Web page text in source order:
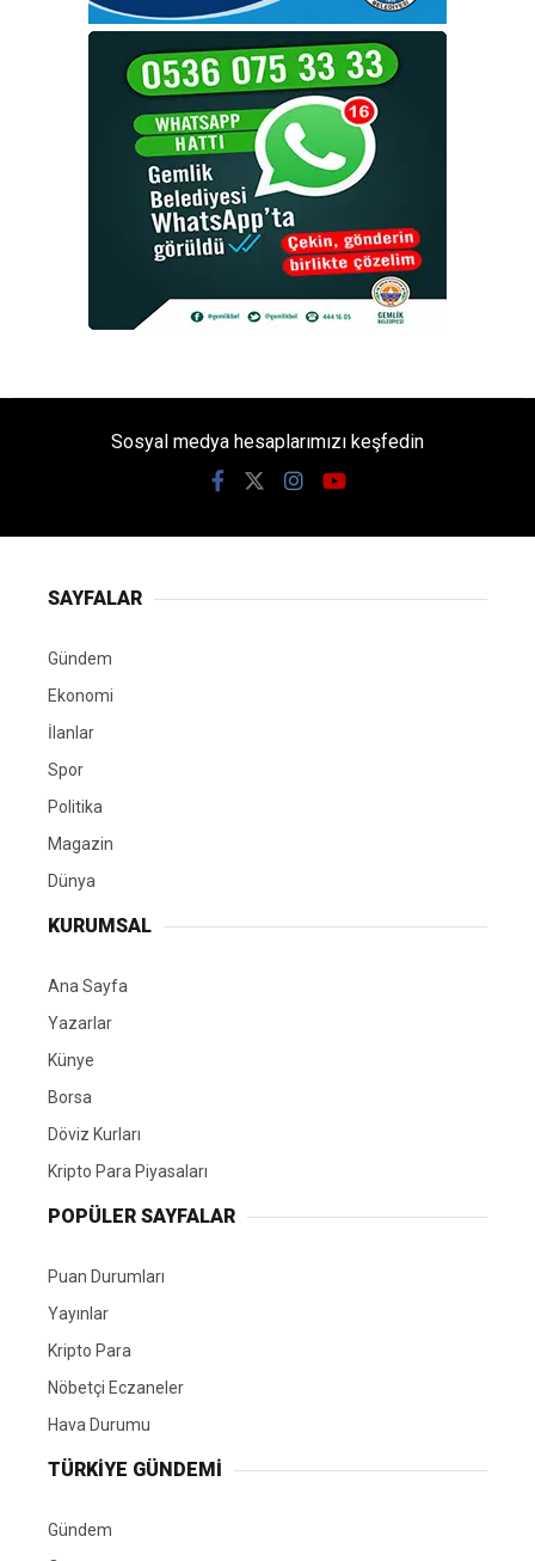
Sosyal medya hesaplarımızı keşfedin
SAYFALAR
Gündem
Ekonomi
İlanlar
Spor
Politika
Magazin
Dünya
KURUMSAL
Ana Sayfa
Yazarlar
Künye
Borsa
Döviz Kurları
Kripto Para Piyasaları
POPÜLER SAYFALAR
Puan Durumları
Yayınlar
Kripto Para
Nöbetçi Eczaneler
Hava Durumu
TÜRKIYE GÜNDEMI
Gündem